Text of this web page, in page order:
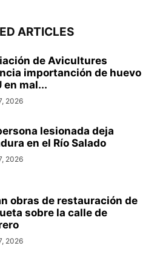
ARTICLES
de Avicultures
importanción de huevo
en mal...
2026
lesionada deja
en el Río Salado
2026
obras de restauración de
sobre la calle de
2026